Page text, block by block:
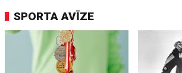
SPORTA AVĪZE